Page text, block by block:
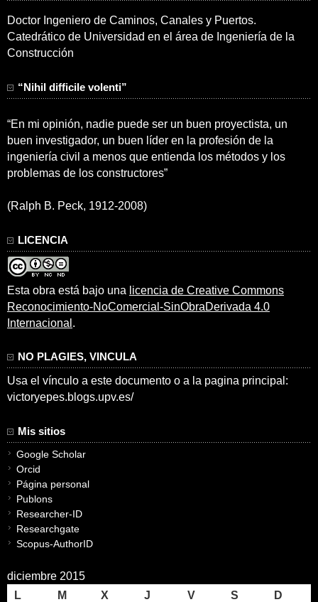
Doctor Ingeniero de Caminos, Canales y Puertos.
Catedrático de Universidad en el área de Ingeniería de la
Construcción
“Nihil difficile volenti”
“En mi opinión, nadie puede ser un buen proyectista, un
buen investigador, un buen líder en la profesión de la
ingeniería civil a menos que entienda los métodos y los
problemas de los constructores”
(Ralph B. Peck, 1912-2008)
LICENCIA
Esta obra está bajo una licencia de Creative Commons
Reconocimiento-NoComercial-SinObraDerivada 4.0
Internacional .
NO PLAGIES, VINCULA
Usa el vínculo a este documento o a la pagina principal:
victoryepes.blogs.upv.es/
Mis sitios
Google Scholar
Orcid
Página personal
Publons
Researcher-ID
Researchgate
Scopus-AuthorID
diciembre 2015
L
M X J V S
D